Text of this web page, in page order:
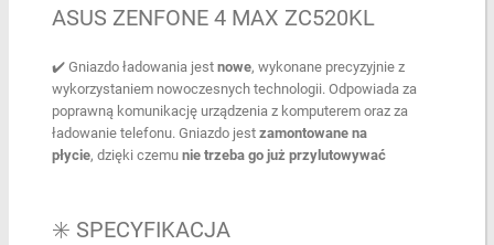
ASUS ZENFONE 4 MAX ZC520KL
✔️ Gniazdo ładowania jest nowe, wykonane precyzyjnie z
wykorzystaniem nowoczesnych technologii. Odpowiada za
poprawną komunikację urządzenia z komputerem oraz za
ładowanie telefonu. Gniazdo jest zamontowane na
płycie, dzięki czemu nie trzeba go już przylutowywać
✳️ SPECYFIKACJA